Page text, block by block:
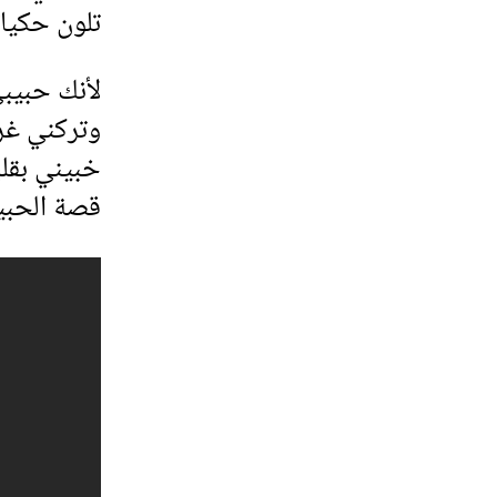
تلون
لأنك
وتركني
خبيني
قصة